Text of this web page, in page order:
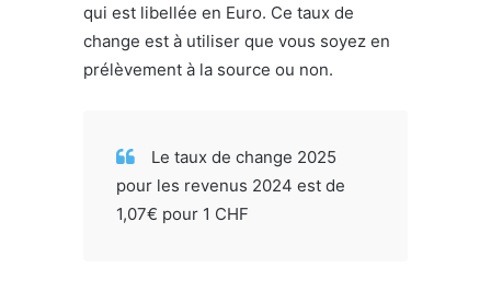
qui est libellée en Euro. Ce taux de
change est à utiliser que vous soyez en
prélèvement à la source ou non.
Le taux de change 2025
pour les revenus 2024 est de
1,07€ pour 1 CHF